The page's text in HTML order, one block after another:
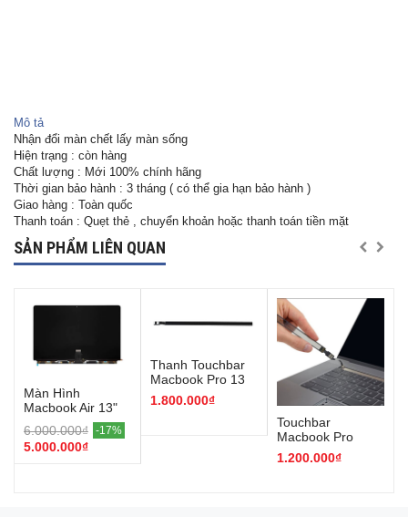
Mô tả
Nhận đổi màn chết lấy màn sống
Hiện trạng : còn hàng
Chất lượng : Mới 100% chính hãng
Thời gian bảo hành : 3 tháng ( có thể gia hạn bảo hành )
Giao hàng : Toàn quốc
Thanh toán : Quẹt thẻ , chuyển khoản hoặc thanh toán tiền mặt
SẢN PHẨM LIÊN QUAN
Màn Hình
Macbook Air 13"
6.000.000₫ -17%
5.000.000₫
Thanh Touchbar
Macbook Pro 13
inch 2020-2022 (
M1- M2 )
1.800.000₫
Touchbar
Macbook Pro
13/15 inch 2016-
2019 intel
1.200.000₫